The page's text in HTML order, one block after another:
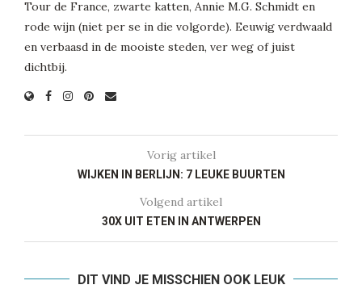
Tour de France, zwarte katten, Annie M.G. Schmidt en
rode wijn (niet per se in die volgorde). Eeuwig verdwaald
en verbaasd in de mooiste steden, ver weg of juist
dichtbij.
Vorig artikel
WIJKEN IN BERLIJN: 7 LEUKE BUURTEN
Volgend artikel
30X UIT ETEN IN ANTWERPEN
DIT VIND JE MISSCHIEN OOK LEUK